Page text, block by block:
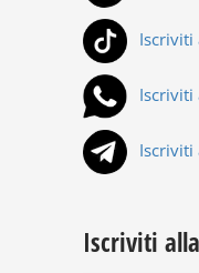
Iscriviti
Iscriviti
Iscriviti
Iscriviti